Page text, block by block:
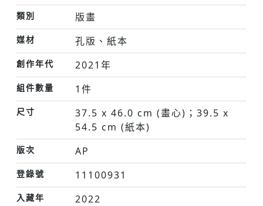
類別 版畫
媒材 孔版、紙本
創作年代 2021年
組件數量 1件
尺寸
37.5 x 46.0 cm (畫心)；39.5 x
54.5 cm (紙本)
版次 AP
登錄號 11100931
入藏年 2022